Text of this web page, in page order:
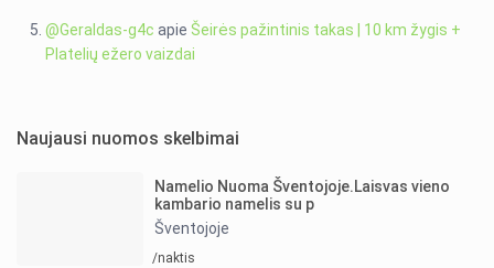
@Geraldas-g4c apie Šeirės pažintinis takas | 10 km žygis +
Platelių ežero vaizdai
Naujausi nuomos skelbimai
Namelio Nuoma Šventojoje.Laisvas vieno
kambario namelis su p
Šventojoje
/naktis